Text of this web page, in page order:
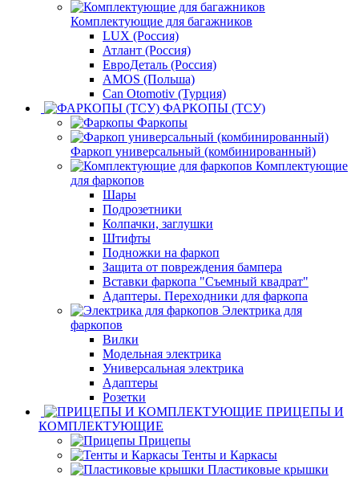
Комплектующие для багажников
LUX (Россия)
Атлант (Россия)
ЕвроДеталь (Россия)
AMOS (Польша)
Can Otomotiv (Турция)
ФАРКОПЫ (ТСУ)
Фаркопы
Фаркоп универсальный (комбинированный)
Комплектующие
для фаркопов
Шары
Подрозетники
Колпачки, заглушки
Штифты
Подножки на фаркоп
Защита от повреждения бампера
Вставки фаркопа "Съемный квадрат"
Адаптеры. Переходники для фаркопа
Электрика для
фаркопов
Вилки
Модельная электрика
Универсальная электрика
Адаптеры
Розетки
ПРИЦЕПЫ И
КОМПЛЕКТУЮЩИЕ
Прицепы
Тенты и Каркасы
Пластиковые крышки